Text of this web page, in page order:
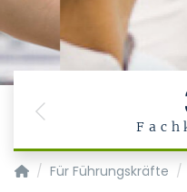
Previous
Personalentwicklung /
Für Führungskräfte